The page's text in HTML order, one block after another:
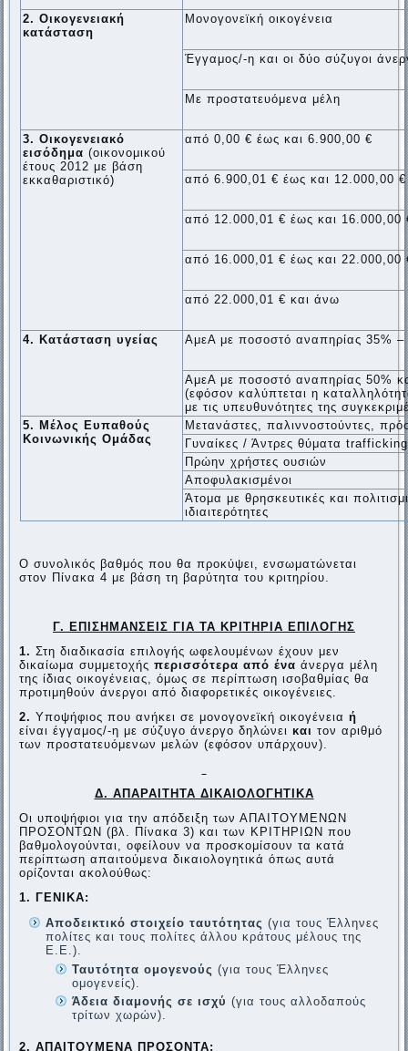
2. Οικογενειακή
κατάσταση
Μονογονεϊκή οικογένεια
Έγγαμος/-η και οι δύο σύζυγοι
Με προστατευόμενα μέλη
3. Οικογενειακό
εισόδημα(οικονομικού
έτους 2012 με βάση
εκκαθαριστικό)
από 0,00 € έως και 6.900,00 €
από 6.900,01 € έως και 12.000,00 €
από 12.000,01 € έως και 16.000,00
από 16.000,01 € έως και 22.000,00
από 22.000,01 € και άνω
4. Κατάσταση υγείας ΑμεΑ με ποσοστό αναπηρίας 35% –
ΑμεΑ με ποσοστό αναπηρίας 50%
(εφόσον καλύπτεται η
με τις υπευθυνότητες της
5. Μέλος Ευπαθούς
Κοινωνικής Ομάδας
Μετανάστες, παλιννοστούντες,
Γυναίκες / Άντρες θύματα trafficking
Πρώην χρήστες ουσιών
Αποφυλακισμένοι
Άτομα με θρησκευτικές και
ιδιαιτερότητες
Ο συνολικός βαθμός που θα προκύψει, ενσωματώνεται
στον Πίνακα 4 με βάση τη βαρύτητα του κριτηρίου.
Γ. ΕΠΙΣΗΜΑΝΣΕΙΣ ΓΙΑ ΤΑ ΚΡΙΤΗΡΙΑ ΕΠΙΛΟΓΗΣ
1. Στη διαδικασία επιλογής ωφελουμένων έχουν μεν
δικαίωμα συμμετοχήςπερισσότερα από ένα άνεργα μέλη
της ίδιας οικογένειας, όμως σε περίπτωση ισοβαθμίας θα
προτιμηθούν άνεργοι από διαφορετικές οικογένειες.
2. Υποψήφιος που ανήκει σε μονογονεϊκή οικογένειαή
είναι έγγαμος/-η με σύζυγο άνεργο δηλώνει και τον αριθμό
των προστατευόμενων μελών (εφόσον υπάρχουν).
Δ. ΑΠΑΡΑΙΤΗΤΑ ΔΙΚΑΙΟΛΟΓΗΤΙΚΑ
Οι υποψήφιοι για την απόδειξη των ΑΠΑΙΤΟΥΜΕΝΩΝ
ΠΡΟΣΟΝΤΩΝ (βλ. Πίνακα 3) και των ΚΡΙΤΗΡΙΩΝ που
βαθμολογούνται, οφείλουν να προσκομίσουν τα κατά
περίπτωση απαιτούμενα δικαιολογητικά όπως αυτά
ορίζονται ακολούθως:
1. ΓΕΝΙΚΑ:
Αποδεικτικό στοιχείο ταυτότητας (για τους Έλληνες
πολίτες και τους πολίτες άλλου κράτους μέλους της
Ε.Ε.).
Ταυτότητα ομογενούς (για τους Έλληνες
ομογενείς).
Άδεια διαμονής σε ισχύ (για τους αλλοδαπούς
τρίτων χωρών).
2. ΑΠΑΙΤΟΥΜΕΝΑ ΠΡΟΣΟΝΤΑ: